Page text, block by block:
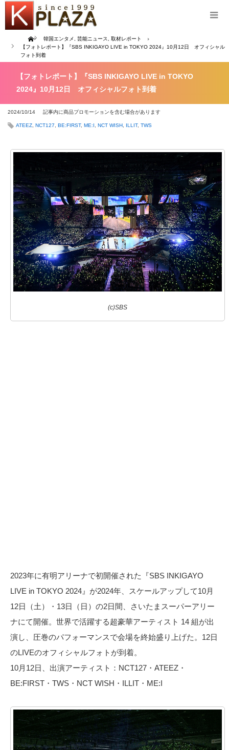
Home 韓国エンタメ 芸能ニュース
取材レポート
【フォトレポート】『SBS INKIGAYO LIVE in TOKYO 2024』10月12日 オフィシャル
フォト到着
【フォトレポート】『SBS INKIGAYO LIVE in TOKYO
2024』10月12日 オフィシャルフォト到着
2024/10/14 記事内に商品プロモーションを含む場合があります
ATEEZ NCT127 BE:FIRST, ME:I NCT WISH ILLIT, TWS
(c)SBS
2023年に有明アリーナで初開催された『SBS INKIGAYO
LIVE in TOKYO 2024』が2024年、スケールアップして10⽉
12⽇（土）・13⽇（⽇）の2日間、さいたまスーパーアリー
ナにて開催。世界で活躍する超豪華アーティスト 14 組が出
演し、圧巻のパフォーマンスで会場を終始盛り上げた。12日
のLIVEのオフィシャルフォトが到着。
10月12日、出演アーティスト：NCT127・ATEEZ・
BE:FIRST・TWS・NCT WISH・ILLIT・ME:I